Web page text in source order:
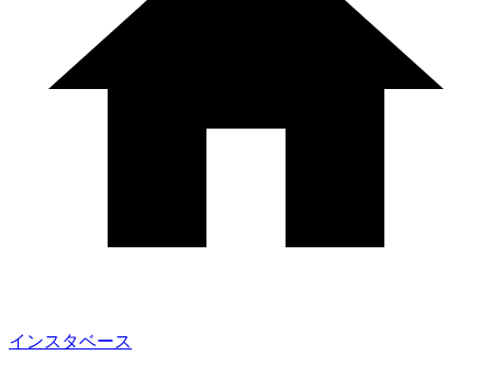
インスタベース